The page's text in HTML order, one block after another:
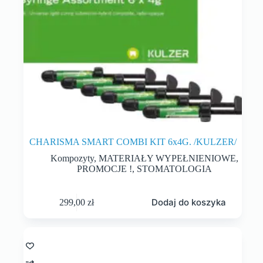
CHARISMA SMART COMBI KIT 6x4G. /KULZER/
Kompozyty,MATERIAŁY WYPEŁNIENIOWE,
PROMOCJE !, STOMATOLOGIA
299,00zł Dodaj do koszyka